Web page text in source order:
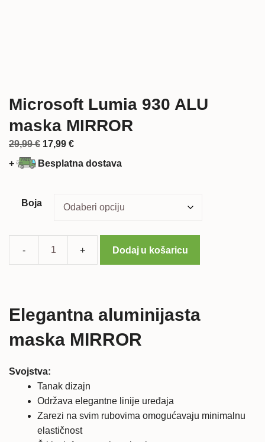
Microsoft Lumia 930 ALU
maska MIRROR
29,99€ Izvorna
cijena
29,99 €.
17,99 €Trenutna
cijena
+ Besplatna dostava
Boja
Microsoft
maska
količina
Dodaj u košaricu
Elegantna aluminijasta
maska MIRROR
Svojstva:
Tanak dizajn
Održava elegantne linije uređaja
Zarezi na svim rubovima omogućavaju minimalnu
elastičnost